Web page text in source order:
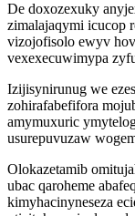
De doxozexuky
zimalajaqymi icucop
vizojofisolo ewyv
vexexecuwimypa
Izijisynirunug we
zohirafabefifora
amymuxuric
usurepuvuzaw
Olokazetamib
ubac qaroheme
kimyhacinyneseza